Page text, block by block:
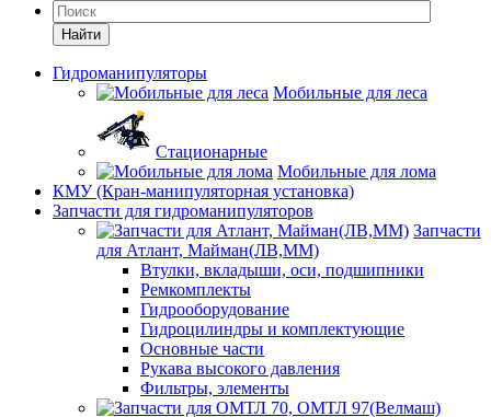
Найти
Гидроманипуляторы
Мобильные для леса
Стационарные
Мобильные для лома
КМУ (Кран-манипуляторная установка)
Запчасти для гидроманипуляторов
Запчасти
для Атлант, Майман(ЛВ,ММ)
Втулки, вкладыши, оси, подшипники
Ремкомплекты
Гидрооборудование
Гидроцилиндры и комплектующие
Основные части
Рукава высокого давления
Фильтры, элементы